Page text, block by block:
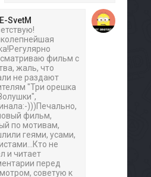
SvetM
фильм с
жаль, что
не раздают
"Три орешка
)))Печально,
фильм,
по мотивам,
геями, усами,
не
и читает
перед
советую к